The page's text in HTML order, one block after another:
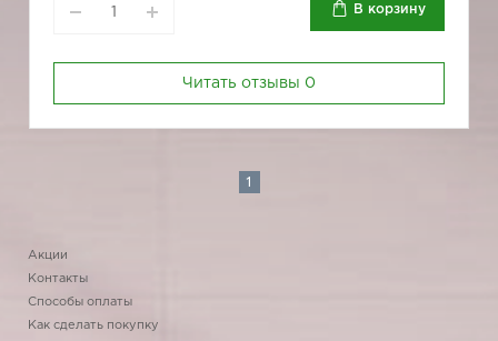
В корзину
Читать отзывы 0
1
Акции
Контакты
Способы оплаты
Как сделать покупку